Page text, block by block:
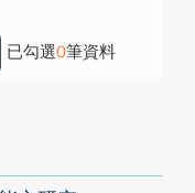
已勾選0筆資料